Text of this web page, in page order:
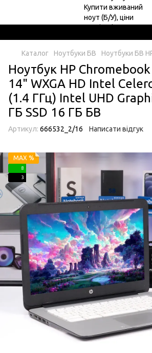
Каталог Ноутбуки БВ Ноутбуки БВ
Ноутбук HP
14" WXGA HD Intel
(1.4 ГГц) Intel UHD
ГБ SSD 16 ГБ БВ
Артикул: 666532_2/16 Написати відгук
MAX %
8
3